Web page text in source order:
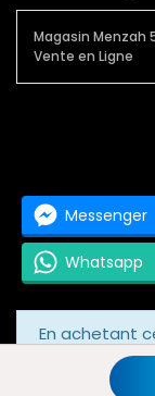
Magasin Menzah
Vente en Ligne
Messenger
Whatsapp
En achetant
grâce
Votre panier